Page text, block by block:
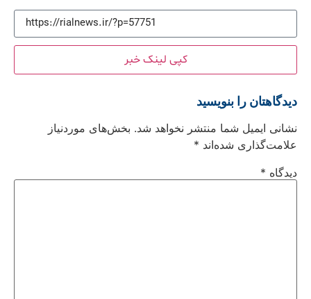
کپی لینک خبر
دیدگاهتان را بنویسید
نشانی ایمیل شما منتشر نخواهد شد. بخش‌های موردنیاز
علامت‌گذاری شده‌اند *
دیدگاه *